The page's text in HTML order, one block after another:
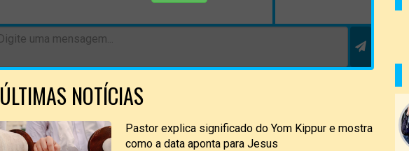
ÚLTIMAS NOTÍCIAS
Pastor explica significado do Yom Kippur e mostra
como a data aponta para Jesus